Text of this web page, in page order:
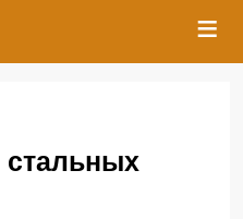
≡
стальных